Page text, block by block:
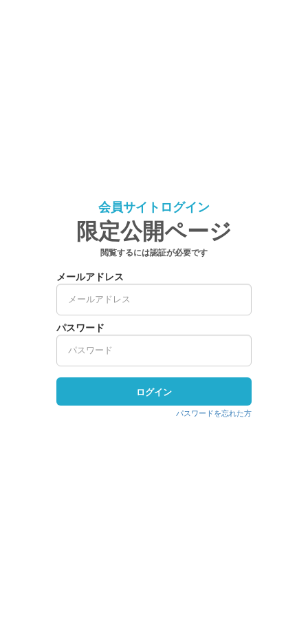
会員サイトログイン
限定公開ページ
閲覧するには認証が必要です
メールアドレス
パスワード
ログイン
パスワードを忘れた方